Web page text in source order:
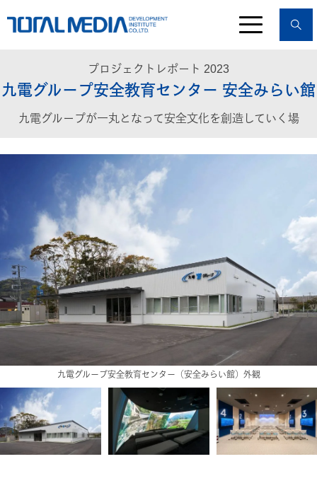
プロジェクトレポート 2023
九電グループ安全教育センター 安全みらい館
九電グループが一丸となって安全文化を創造していく場
九電グループの誇りと使命感を訴える映像ルーム